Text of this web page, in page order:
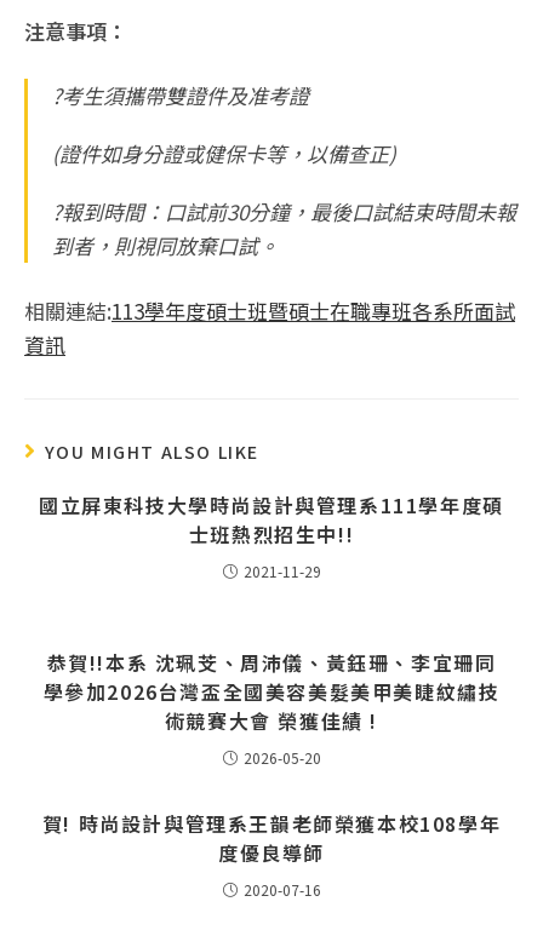
注意事項：
?考生須攜帶雙證件及准考證
(證件如身分證或健保卡等，以備查正)
?報到時間：口試前30分鐘，最後口試結束時間未報
到者，則視同放棄口試。
相關連結:113學年度碩士班暨碩士在職專班各系所面試
資訊
YOU MIGHT ALSO LIKE
國立屏東科技大學時尚設計與管理系111學年度碩
士班熱烈招生中!!
2021-11-29
恭賀!!本系 沈珮芠、周沛儀、黃鈺珊、李宜珊同
學參加2026台灣盃全國美容美髮美甲美睫紋繡技
術競賽大會 榮獲佳績 !
2026-05-20
賀! 時尚設計與管理系王韻老師榮獲本校108學年
度優良導師
2020-07-16